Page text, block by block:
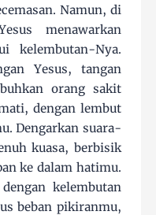
Namun, di
menawarkan
kelembutan-Nya.
Yesus, tangan
orang sakit
dengan lembut
Dengarkan suara-
kuasa, berbisik
ke dalam hatimu.
kelembutan
beban pikiranmu,